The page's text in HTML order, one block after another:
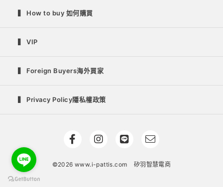
▍ How to buy 如何購買
▍ VIP
▍ Foreign Buyers海外買家
▍ Privacy Policy隱私權政策
©2026 www.i-pattis.com 矽羽智慧電商